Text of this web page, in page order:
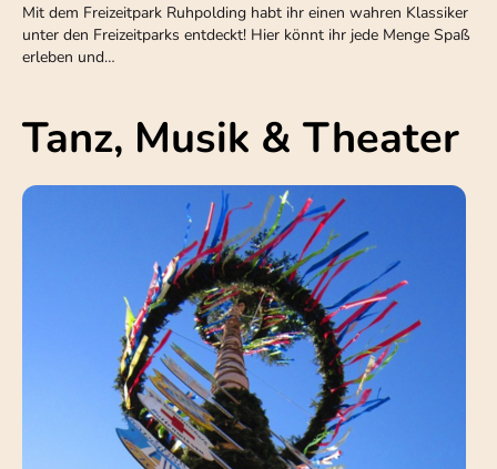
Mit dem Freizeitpark Ruhpolding habt ihr einen wahren Klassiker
unter den Freizeitparks entdeckt! Hier könnt ihr jede Menge Spaß
erleben und…
Tanz, Musik & Theater